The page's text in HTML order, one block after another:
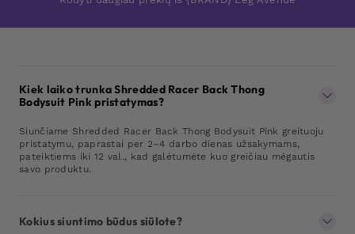
Kiek laiko trunka Shredded Racer Back Thong
Bodysuit Pink pristatymas?
Siunčiame Shredded Racer Back Thong Bodysuit Pink greituoju
pristatymu, paprastai per 2–4 darbo dienas užsakymams,
pateiktiems iki 12 val., kad galėtumėte kuo greičiau mėgautis
savo produktu.
Kokius siuntimo būdus siūlote?